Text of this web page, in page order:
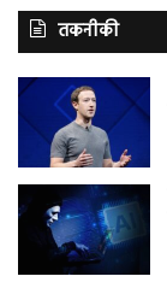
तकनीकी